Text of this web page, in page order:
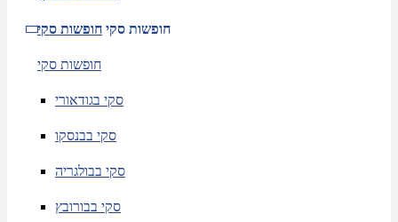
חופשות סקי חופשות סקי
חופשות סקי
סקי בגודאורי
סקי בבנסקו
סקי בבולגריה
סקי בבורובץ